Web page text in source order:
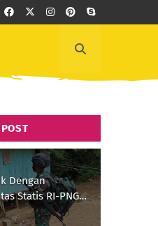
Dengan
Statis RI-PNG
Silaturrahmi